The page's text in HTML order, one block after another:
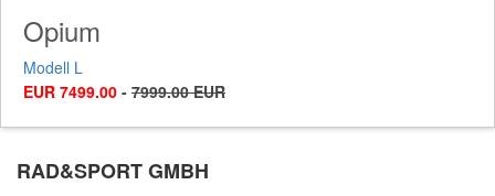
Opium
Modell L
EUR 7499.00 - 7999.00 EUR
RAD&SPORT GMBH